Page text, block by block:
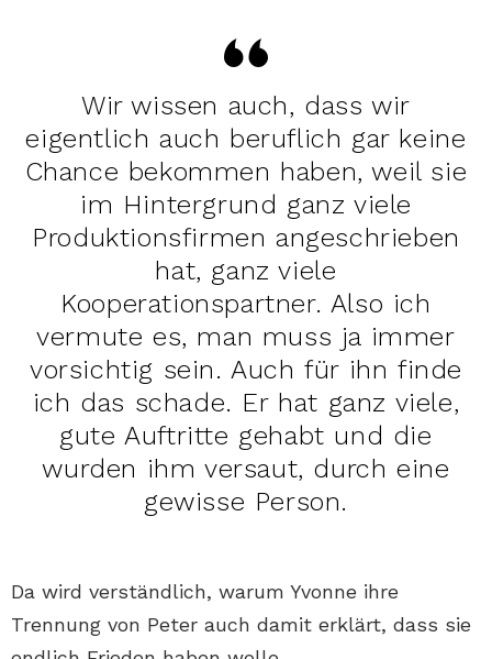
Wir wissen auch, dass wir
eigentlich auch beruflich gar keine
Chance bekommen haben, weil sie
im Hintergrund ganz viele
Produktionsfirmen angeschrieben
hat, ganz viele
Kooperationspartner. Also ich
vermute es, man muss ja immer
vorsichtig sein. Auch für ihn finde
ich das schade. Er hat ganz viele,
gute Auftritte gehabt und die
wurden ihm versaut, durch eine
gewisse Person.
Da wird verständlich, warum Yvonne ihre
Trennung von Peter auch damit erklärt, dass sie